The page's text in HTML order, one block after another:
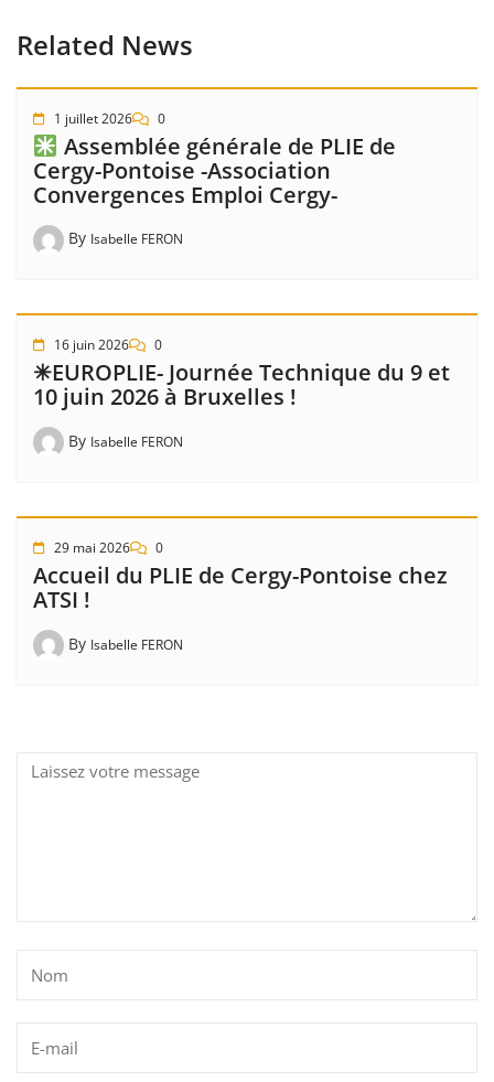
Related News
1 juillet 2026 0
Assemblée générale de PLIE de
Cergy-Pontoise -Association
Convergences Emploi Cergy-
By Isabelle FERON
16 juin 2026 0
✳EUROPLIE- Journée Technique du 9 et
10 juin 2026 à Bruxelles !
By Isabelle FERON
29 mai 2026 0
Accueil du PLIE de Cergy-Pontoise chez
ATSI !
By Isabelle FERON